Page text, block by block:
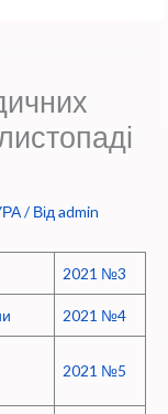
/ Від admin
2021 №3
2021 №4
2021 №5